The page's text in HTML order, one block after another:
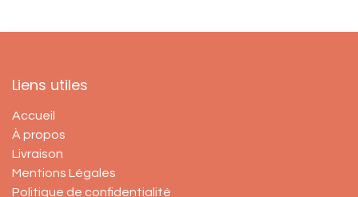
Liens utiles
Accueil
À propos
Livraison
Mentions Légales
Politique de confidentialité